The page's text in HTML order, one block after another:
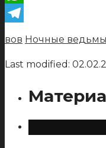
WhatsApp
вов Ночные ведьмы
Last modified: